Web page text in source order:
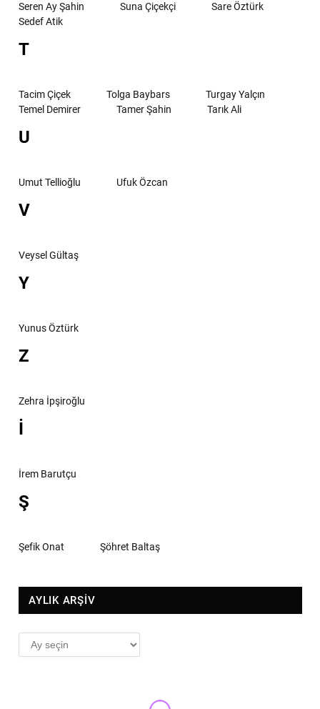
Seren Ay Şahin
Suna Çiçekçi
Sare Öztürk
Sedef Atik
T
Tacim Çiçek Tolga Baybars
Turgay Yalçın
Temel Demirer
Tamer Şahin Tarık Ali
U
Umut Tellioğlu Ufuk Özcan
V
Veysel Gültaş
Y
Yunus Öztürk
Z
Zehra İpşiroğlu
İ
İrem Barutçu
Ş
Şefik Onat Şöhret Baltaş
AYLIK ARŞİV
AYLIK
ARŞİV